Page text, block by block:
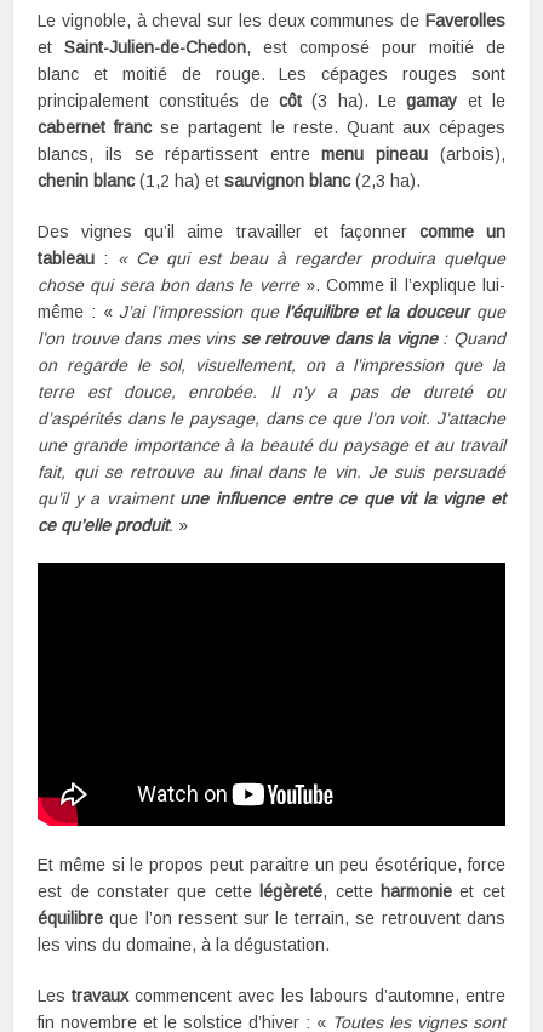
Le vignoble, à cheval sur les deux communes de Faverolles
etSaint-Julien-de-Chedon, est composé pour moitié de
blanc et moitié de rouge. Les cépages rouges sont
principalement constitués decôt (3 ha). Legamay et le
cabernet francse partagent le reste. Quant aux cépages
blancs, ils se répartissent entremenu pineau (arbois),
chenin blanc(1,2 ha) etsauvignon blanc(2,3 ha).
Des vignes qu’il aime travailler et façonner comme un
tableau : « Ce qui est beau à regarder produira quelque
chose qui sera bon dans le verre». Comme il l’explique lui-
même : «J’ai l’impression que l’équilibre et la douceurque
l’on trouve dans mes vins se retrouve dans la vigne: Quand
on regarde le sol, visuellement, on a l’impression que la
terre est douce, enrobée. Il n’y a pas de dureté ou
d’aspérités dans le paysage, dans ce que l’on voit. J’attache
une grande importance à la beauté du paysage et au travail
fait, qui se retrouve au final dans le vin. Je suis persuadé
qu’il y a vraiment une influence entre ce que vit la vigne et
ce qu’elle produit. »
Et même si le propos peut paraitre un peu ésotérique, force
est de constater que cette légèreté, cette harmonie et cet
équilibre que l’on ressent sur le terrain, se retrouvent dans
les vins du domaine, à la dégustation.
Lestravauxcommencent avec les labours d’automne, entre
fin novembre et le solstice d’hiver : « Toutes les vignes sont